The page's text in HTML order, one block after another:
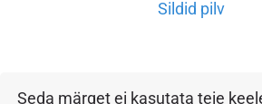
Sildid pilv